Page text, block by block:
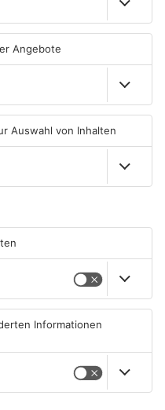
Waldbrandgefahr im
Primaveraland bleibt
weiterhin sehr hoch